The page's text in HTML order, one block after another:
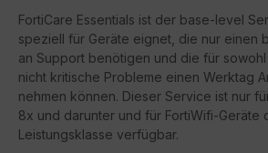
FortiCare Essentials ist der base-level
speziell für Geräte eignet, die nur einen
an Support benötigen und die für
nicht kritische Probleme einen Werktag
nehmen können. Dieser Service ist nur
8x und darunter und für FortiWifi-Geräte
Leistungsklasse verfügbar.